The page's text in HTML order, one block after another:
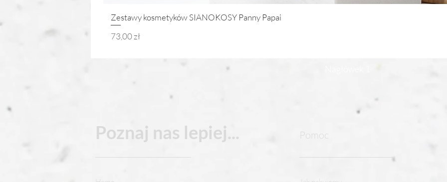
Zestawy kosmetyków SIANOKOSY Panny Papai
Cena
73,00 zł
Poznaj nas lepiej... Pomoc